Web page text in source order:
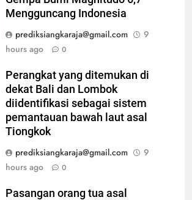
Mengguncang Indonesia
prediksiangkaraja@gmail.com
9
hours ago
0
Perangkat yang ditemukan di
dekat Bali dan Lombok
diidentifikasi sebagai sistem
pemantauan bawah laut asal
Tiongkok
prediksiangkaraja@gmail.com
9
hours ago
0
Pasangan orang tua asal